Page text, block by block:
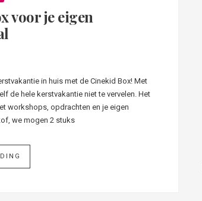
voor je eigen
in huis met de Cinekid Box! Met
de hele kerstvakantie niet te vervelen. Het
workshops, opdrachten en je eigen
we mogen 2 stuks